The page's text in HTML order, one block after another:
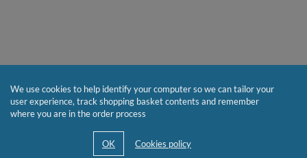
We use cookies to help identify your computer so we can tailor your
user experience, track shopping basket contents and remember
where you are in the order process